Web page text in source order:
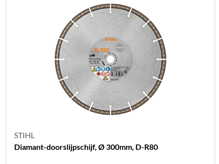
STIHL
Diamant-doorslijpschijf, Ø 300mm, D-R80